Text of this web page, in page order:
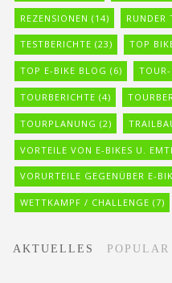
REZENSIONEN (14) RUNDER
TESTBERICHTE (23) TOP
TOP E-BIKE BLOG (6)
TOURBERICHTE (4)
TOURPLANUNG (2)
VORTEILE VON E-BIKES U.
VORURTEILE GEGENÜBER E-
WETTKAMPF / CHALLENGE (7)
AKTUELLES POPULAR